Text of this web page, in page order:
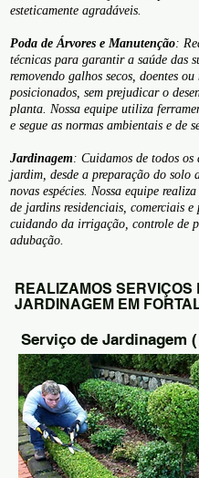
esteticamente agradáveis.
Poda de Árvores e Manutenção:
técnicas para garantir a saúde das
removendo galhos secos, doentes ou
posicionados, sem prejudicar o
planta. Nossa equipe utiliza
e segue as normas ambientais e de
Jardinagem: Cuidamos de todos os
jardim, desde a preparação do solo
novas espécies. Nossa equipe
de jardins residenciais, comerciais e
cuidando da irrigação, controle de
adubação.
REALIZAMOS SERVIÇOS
JARDINAGEM EM
Serviço de Jardinagem